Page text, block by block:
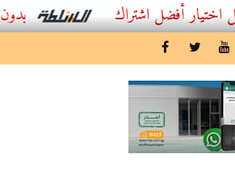
أفضل اشتراك IPTV بدون تقطيع 2026 – دليل المشاهد العصري